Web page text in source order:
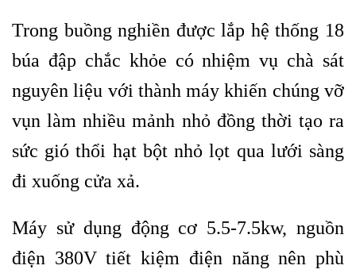
Trong buồng nghiền được lắp hệ thống 18
búa đập chắc khỏe có nhiệm vụ chà sát
nguyên liệu với thành máy khiến chúng vỡ
vụn làm nhiều mảnh nhỏ đồng thời tạo ra
sức gió thổi hạt bột nhỏ lọt qua lưới sàng
đi xuống cửa xả.
Máy sử dụng động cơ 5.5-7.5kw, nguồn
điện 380V tiết kiệm điện năng nên phù